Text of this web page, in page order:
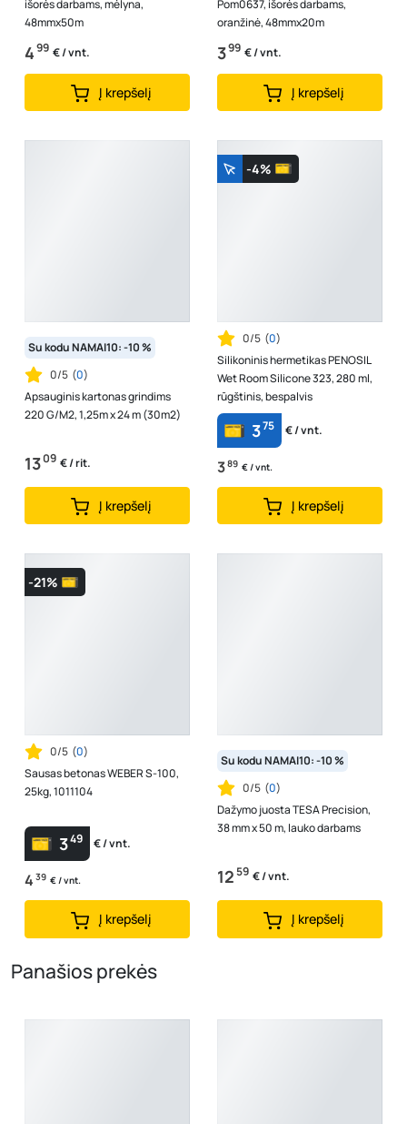
išorės darbams, mėlyna,
48mmx50m
499 € / vnt.
Į krepšelį
Pom0637, išorės darbams,
oranžinė, 48mmx20m
399 € / vnt.
Į krepšelį
Su kodu NAMAI10: -10 %
0/5 (0)
Apsauginis kartonas grindims
220 G/M2, 1,25m x 24 m (30m2)
1309 € / rit.
Į krepšelį
-4%
0/5 (0)
Silikoninis hermetikas PENOSIL
Wet Room Silicone 323, 280 ml,
rūgštinis, bespalvis
375 € / vnt.
389 € / vnt.
Į krepšelį
-21%
0/5 (0)
Sausas betonas WEBER S-100,
25kg, 1011104
349 € / vnt.
4 39 € / vnt.
Į krepšelį
Su kodu NAMAI10: -10 %
0/5 (0)
Dažymo juosta TESA Precision,
38 mm x 50 m, lauko darbams
1259 € / vnt.
Į krepšelį
Panašios prekės